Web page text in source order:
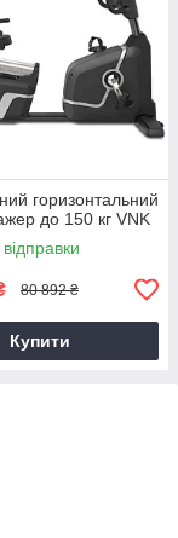
горизонтальний
до 150 кг VNK
80 892 ₴
Купити